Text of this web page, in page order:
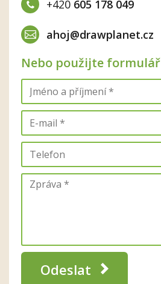
+420 605 178 049
ahoj@drawplanet.cz
Nebo použijte formulář
Odeslat